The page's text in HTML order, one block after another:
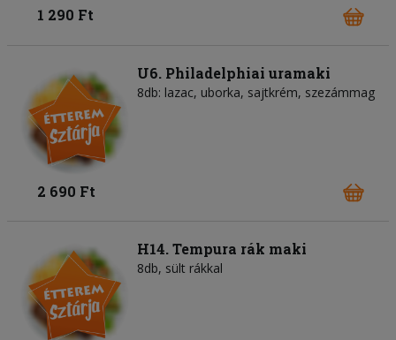
1 290 Ft
U6. Philadelphiai uramaki
8db: lazac, uborka, sajtkrém, szezámmag
2 690 Ft
H14. Tempura rák maki
8db, sült rákkal